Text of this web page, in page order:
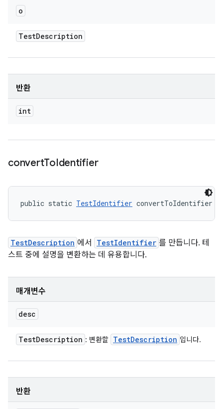
o
TestDescription
반환
int
convertToIdentifier
public static TestIdentifier convertToIdentifier (
TestDescription 에서 TestIdentifier 를 만듭니다. 테
스트 중에 설명을 변환하는 데 유용합니다.
매개변수
desc
TestDescription : 변환할 TestDescription 입니다.
반환